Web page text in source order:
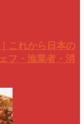
これから日本の
フ・漁業者・消